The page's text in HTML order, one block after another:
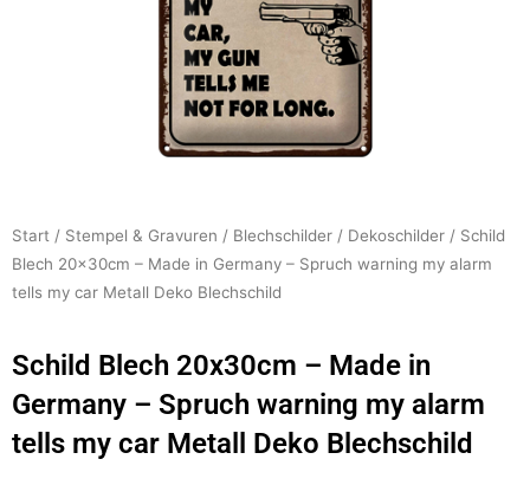
Start / Stempel & Gravuren / Blechschilder / Dekoschilder / Schild
Blech 20x30cm – Made in Germany – Spruch warning my alarm
tells my car Metall Deko Blechschild
Schild Blech 20x30cm – Made in
Germany – Spruch warning my alarm
tells my car Metall Deko Blechschild